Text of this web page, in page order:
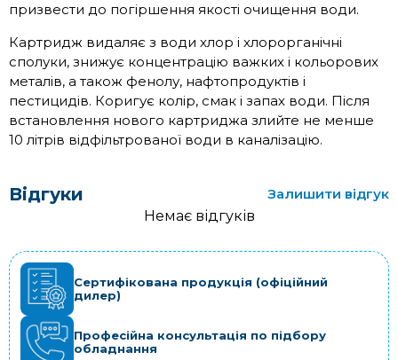
призвести до погіршення якості очищення води.
Картридж видаляє з води хлор і хлорорганічні
сполуки, знижує концентрацію важких і кольорових
металів, а також фенолу, нафтопродуктів і
пестицидів. Коригує колір, смак і запах води. Після
встановлення нового картриджа злийте не менше
10 літрів відфільтрованої води в каналізацію.
Відгуки
Залишити відгук
Немає відгуків
Сертифікована продукція (офіційний
дилер)
Професійна консультація по підбору
обладнання